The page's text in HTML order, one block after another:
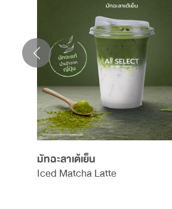
มัทฉะลาเต้เย็น
Iced Matcha Latte